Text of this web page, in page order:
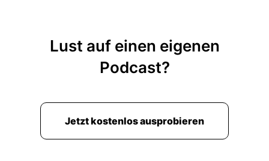
Lust auf einen eigenen
Podcast?
Jetzt kostenlos ausprobieren